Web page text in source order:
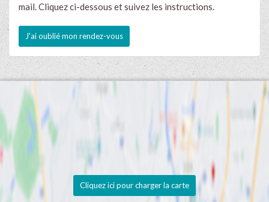
mail. Cliquez ci-dessous et suivez les instructions.
J'ai oublié mon rendez-vous
Cliquez ici pour charger la carte